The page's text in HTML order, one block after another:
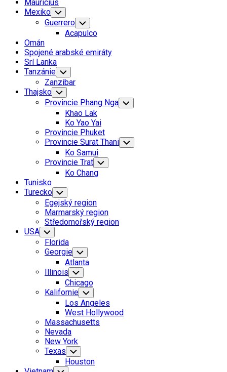
Mauricius
Mexiko Toggle
Child
Menu
Guerrero Toggle
Child
Menu
Acapulco
Omán
Spojené arabské emiráty
Srí Lanka
Tanzánie Toggle
Child
Menu
Zanzibar
Thajsko Toggle
Child
Menu
Provincie Phang Nga Toggle
Child
Khao Lak
Ko Yao Yai
Provincie Phuket
Provincie Surat Thani Toggle
Child
Ko Samui
Provincie Trat Toggle
Child
Menu
Ko Chang
Tunisko
Turecko Toggle
Child
Menu
Egejský region
Marmarský region
Středomořský region
USA Toggle
Child
Menu
Florida
Georgie Toggle
Child
Menu
Atlanta
Illinois Toggle
Child
Menu
Chicago
Kalifornie Toggle
Child
Menu
Los Angeles
West Hollywood
Massachusetts
Nevada
New York
Texas Toggle
Child
Menu
Houston